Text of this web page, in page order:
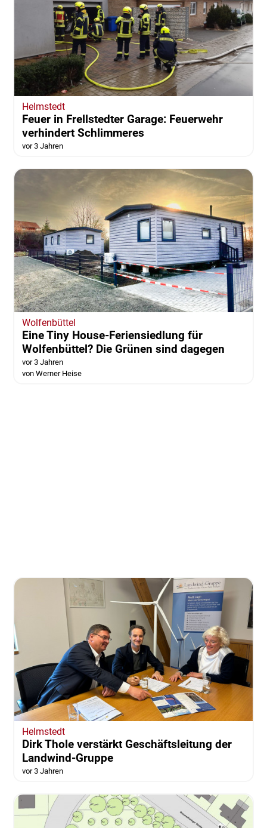
Helmstedt
Feuer in Frellstedter Garage: Feuerwehr
verhindert Schlimmeres
vor 3 Jahren
Wolfenbüttel
Eine Tiny House-Feriensiedlung für
Wolfenbüttel? Die Grünen sind dagegen
vor 3 Jahren
von Werner Heise
Helmstedt
Dirk Thole verstärkt Geschäftsleitung der
Landwind-Gruppe
vor 3 Jahren